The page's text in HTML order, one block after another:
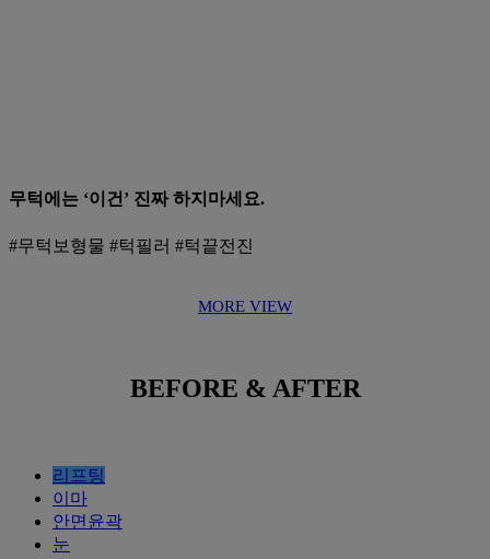
무턱에는 ‘이건’ 진짜 하지마세요.
#무턱보형물 #턱필러 #턱끝전진
MORE VIEW
BEFORE & AFTER
리프팅
이마
안면윤곽
눈